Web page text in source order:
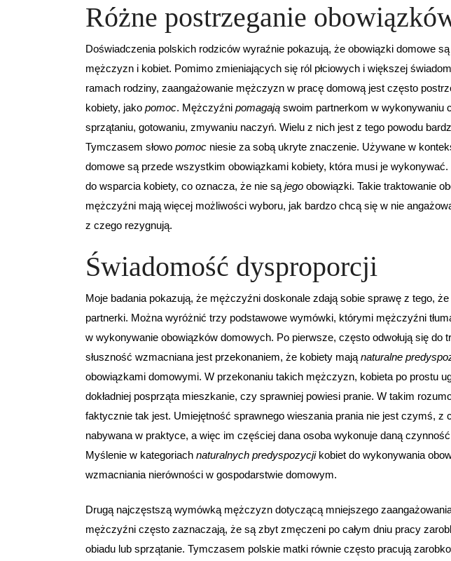
Różne postrzeganie
Doświadczenia polskich rodziców wyraźnie pokazują, że obowiązki domowe
mężczyzn i kobiet. Pomimo zmieniających się ról płciowych i większej
ramach rodziny, zaangażowanie mężczyzn w pracę domową jest często
kobiety, jako pomoc. Mężczyźni pomagają swoim partnerkom w wykonywaniu
sprzątaniu, gotowaniu, zmywaniu naczyń. Wielu z nich jest z tego powodu
Tymczasem słowo pomoc niesie za sobą ukryte znaczenie. Używane w
domowe są przede wszystkim obowiązkami kobiety, która musi je
do wsparcia kobiety, co oznacza, że nie są jego obowiązki. Takie traktowanie
mężczyźni mają więcej możliwości wyboru, jak bardzo chcą się w nie
z czego rezygnują.
Świadomość dysproporcji
Moje badania pokazują, że mężczyźni doskonale zdają sobie sprawę z tego,
partnerki. Można wyróżnić trzy podstawowe wymówki, którymi mężczyźni
w wykonywanie obowiązków domowych. Po pierwsze, często odwołują się do
słuszność wzmacniana jest przekonaniem, że kobiety mają naturalne
obowiązkami domowymi. W przekonaniu takich mężczyzn, kobieta po prostu
dokładniej posprząta mieszkanie, czy sprawniej powiesi pranie. W takim
faktycznie tak jest. Umiejętność sprawnego wieszania prania nie jest czymś, z
nabywana w praktyce, a więc im częściej dana osoba wykonuje daną
Myślenie w kategoriach naturalnych predyspozycjikobiet do wykonywania
wzmacniania nierówności w gospodarstwie domowym.
Drugą najczęstszą wymówką mężczyzn dotyczącą mniejszego
mężczyźni często zaznaczają, że są zbyt zmęczeni po całym dniu pracy
obiadu lub sprzątanie. Tymczasem polskie matki równie często pracują